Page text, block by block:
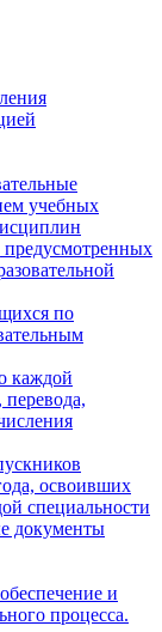
учебных
по
каждой
освоивших
специальности
документы
и
процесса.